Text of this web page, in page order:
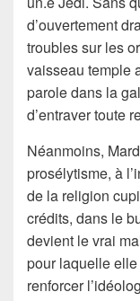
d’ouvertement
troubles sur les
vaisseau temple
parole dans la
d’entraver toute
Néanmoins,
prosélytisme, à
de la religion
crédits, dans le
devient le vrai
pour laquelle
renforcer